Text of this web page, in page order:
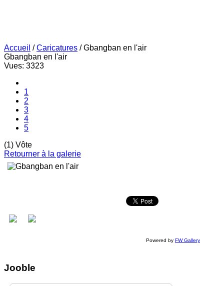
Accueil /Caricatures /Gbangban en l'air
Gbangban en l'air
Vues: 3323
1
2
3
4
5
(1) Vôte
Retourner à la galerie
Powered by FW Gallery
Jooble